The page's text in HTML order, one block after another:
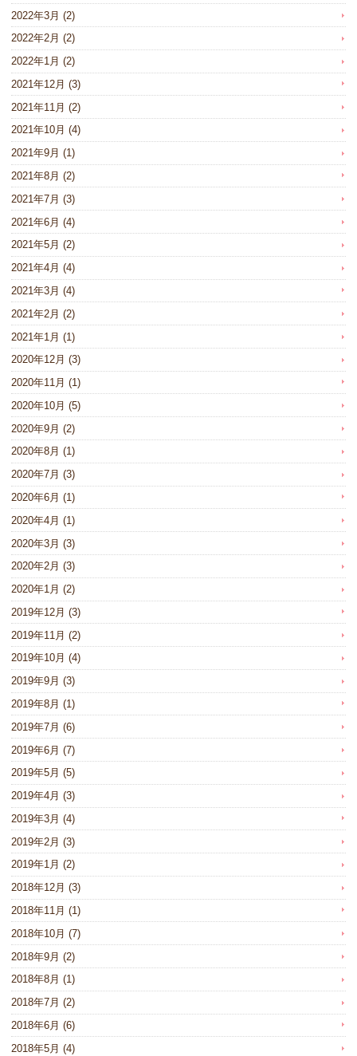
2022年3月 (2)
2022年2月 (2)
2022年1月 (2)
2021年12月 (3)
2021年11月 (2)
2021年10月 (4)
2021年9月 (1)
2021年8月 (2)
2021年7月 (3)
2021年6月 (4)
2021年5月 (2)
2021年4月 (4)
2021年3月 (4)
2021年2月 (2)
2021年1月 (1)
2020年12月 (3)
2020年11月 (1)
2020年10月 (5)
2020年9月 (2)
2020年8月 (1)
2020年7月 (3)
2020年6月 (1)
2020年4月 (1)
2020年3月 (3)
2020年2月 (3)
2020年1月 (2)
2019年12月 (3)
2019年11月 (2)
2019年10月 (4)
2019年9月 (3)
2019年8月 (1)
2019年7月 (6)
2019年6月 (7)
2019年5月 (5)
2019年4月 (3)
2019年3月 (4)
2019年2月 (3)
2019年1月 (2)
2018年12月 (3)
2018年11月 (1)
2018年10月 (7)
2018年9月 (2)
2018年8月 (1)
2018年7月 (2)
2018年6月 (6)
2018年5月 (4)